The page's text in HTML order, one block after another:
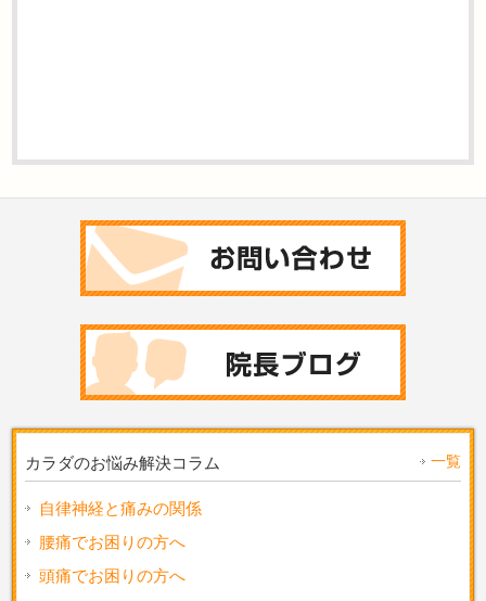
カラダのお悩み解決コラム 一覧
自律神経と痛みの関係
腰痛でお困りの方へ
頭痛でお困りの方へ